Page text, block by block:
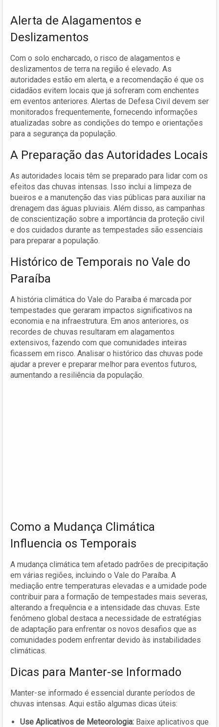
Alerta de Alagamentos e
Deslizamentos
Com o solo encharcado, o risco de alagamentos e
deslizamentos de terra na região é elevado. As
autoridades estão em alerta, e a recomendação é que os
cidadãos evitem locais que já sofreram com enchentes
em eventos anteriores. Alertas de Defesa Civil devem ser
monitorados frequentemente, fornecendo informações
atualizadas sobre as condições do tempo e orientações
para a segurança da população.
A Preparação das Autoridades Locais
As autoridades locais têm se preparado para lidar com os
efeitos das chuvas intensas. Isso inclui a limpeza de
bueiros e a manutenção das vias públicas para auxiliar na
drenagem das águas pluviais. Além disso, as campanhas
de conscientização sobre a importância da proteção civil
e dos cuidados durante as tempestades são essenciais
para preparar a população.
Histórico de Temporais no Vale do
Paraíba
A história climática do Vale do Paraíba é marcada por
tempestades que geraram impactos significativos na
economia e na infraestrutura. Em anos anteriores, os
recordes de chuvas resultaram em alagamentos
extensivos, fazendo com que comunidades inteiras
ficassem em risco. Analisar o histórico das chuvas pode
ajudar a prever e preparar melhor para eventos futuros,
aumentando a resiliência da população.
Como a Mudança Climática
Influencia os Temporais
A mudança climática tem afetado padrões de precipitação
em várias regiões, incluindo o Vale do Paraíba. A
mediação entre temperaturas elevadas e a umidade pode
contribuir para a formação de tempestades mais severas,
alterando a frequência e a intensidade das chuvas. Este
fenômeno global destaca a necessidade de estratégias
de adaptação para enfrentar os novos desafios que as
comunidades podem enfrentar devido às instabilidades
climáticas.
Dicas para Manter-se Informado
Manter-se informado é essencial durante períodos de
chuvas intensas. Aqui estão algumas dicas úteis:
Use Aplicativos de Meteorologia: Baixe aplicativos que